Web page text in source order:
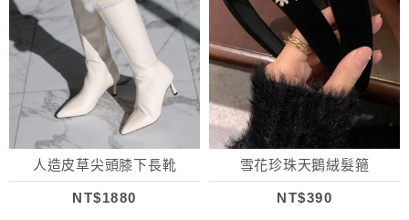
人造皮草尖頭膝下長靴
NT$1880
雪花珍珠天鵝絨髮箍
NT$390